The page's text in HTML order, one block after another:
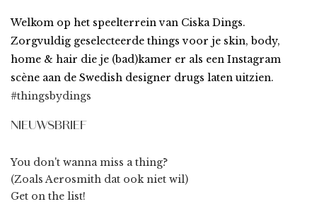
Welkom op het speelterrein van Ciska Dings.
Zorgvuldig geselecteerde things voor je skin, body,
home & hair die je (bad)kamer er als een Instagram
scène aan de Swedish designer drugs laten uitzien.
#thingsbydings
NIEUWSBRIEF
You don't wanna miss a thing?
(Zoals Aerosmith dat ook niet wil)
Get on the list!